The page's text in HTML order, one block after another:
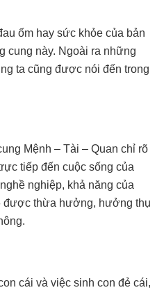
ốm hay sức khỏe của bản
cung này. Ngoài ra những
ta cũng được nói đến trong
Mệnh – Tài – Quan chỉ rõ
tiếp đến cuộc sống của
nghiệp, khả năng của
được thừa hưởng, hưởng thụ
cái và việc sinh con đẻ cái,